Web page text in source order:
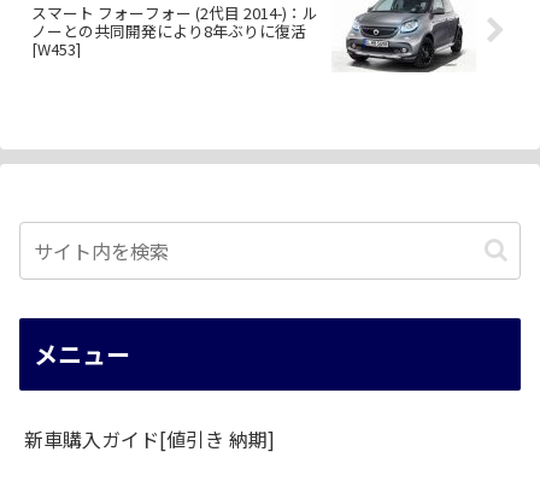
スマート フォーフォー (2代目 2014-)：ル
ノーとの共同開発により8年ぶりに復活
[W453]
メニュー
新車購入ガイド[値引き 納期]